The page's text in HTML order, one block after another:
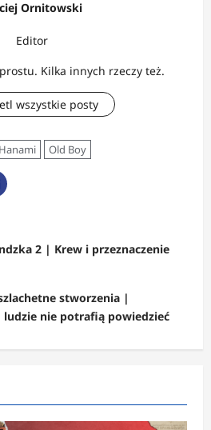
Ornitowski
Editor
Kilka innych rzeczy też.
wszystkie posty
Hanami Old Boy
2 | Krew i przeznaczenie
stworzenia |
ludzie nie potrafią powiedzieć